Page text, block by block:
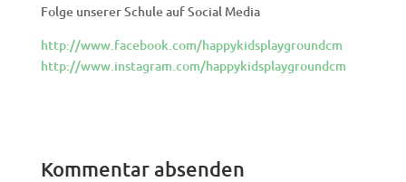
Folge unserer Schule auf Social Media
http://www.facebook.com/happykidsplaygroundcm
http://www.instagram.com/happykidsplaygroundcm
Kommentar absenden